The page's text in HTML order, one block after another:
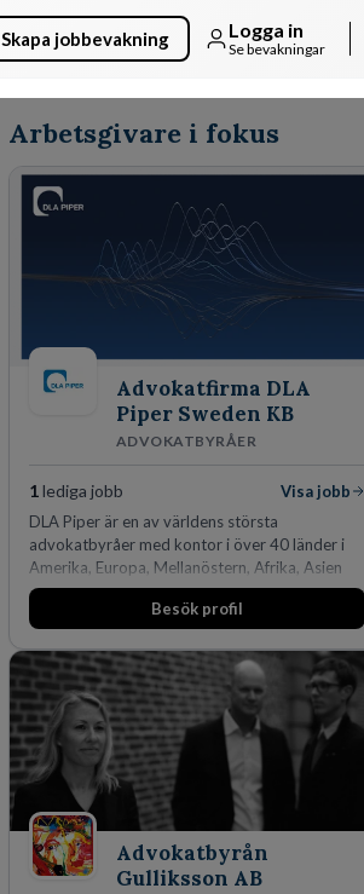
Skapa jobbevakning Logga in
Se bevakningar
Arbetsgivare i fokus
Advokatfirma DLA
Piper Sweden KB
ADVOKATBYRÅER
1lediga jobb
Visa jobb
DLA Piper är en av världens största
advokatbyråer med kontor i över 40 länder i
Amerika, Europa, Mellanöstern, Afrika, Asien
och Oceanien. Vi är specialister inom
affärsjuridikens alla områden och vi har några
fler än 450 jurister på fem kontor i Stockholm,
Köpenhamn, Århus, Oslo och Helsingfors kan vi
på DLA Piper erbjuda våra klienter en unik,
effektiv och gränsöverskridande nordisk
expertis. På vårt kontor i centrala Stockholm är
vi idag drygt 240 medarbetare.
Besök profil
Advokatbyrån
Gulliksson AB